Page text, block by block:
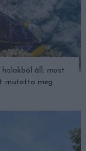
halakból áll: most
mutatta meg